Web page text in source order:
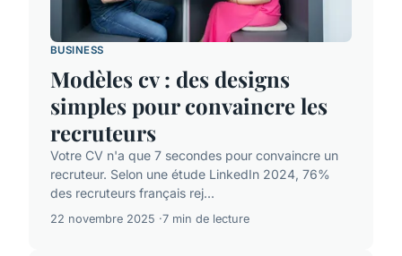
BUSINESS
Modèles cv : des designs
simples pour convaincre les
recruteurs
Votre CV n'a que 7 secondes pour convaincre un
recruteur. Selon une étude LinkedIn 2024, 76%
des recruteurs français rej...
22 novembre 2025 7 min de lecture